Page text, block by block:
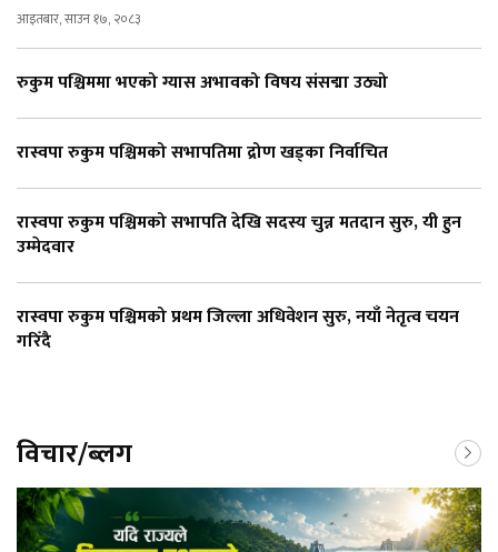
आइतबार, साउन १७, २०८३
रुकुम पश्चिममा भएको ग्यास अभावको विषय संसद्मा उठ्यो
रास्वपा रुकुम पश्चिमको सभापतिमा द्रोण खड्का निर्वाचित
रास्वपा रुकुम पश्चिमको सभापति देखि सदस्य चुन्न मतदान सुरु, यी हुन
उम्मेदवार
रास्वपा रुकुम पश्चिमको प्रथम जिल्ला अधिवेशन सुरु, नयाँ नेतृत्व चयन
गरिँदै
विचार/ब्लग